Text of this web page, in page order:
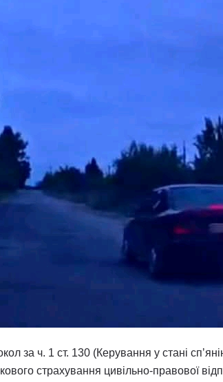
за ч. 1 ст. 130 (Керування у стані
страхування цивільно-правової